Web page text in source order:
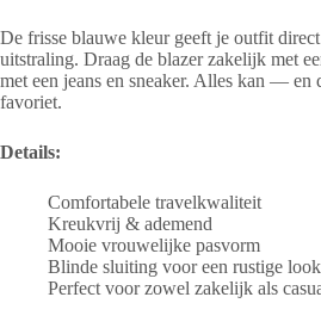
De frisse blauwe kleur geeft je outfit
uitstraling. Draag de blazer zakelijk met
met een jeans en sneaker. Alles kan — en
favoriet.
Details:
Comfortabele travelkwaliteit
Kreukvrij & ademend
Mooie vrouwelijke pasvorm
Blinde sluiting voor een rustige look
Perfect voor zowel zakelijk als